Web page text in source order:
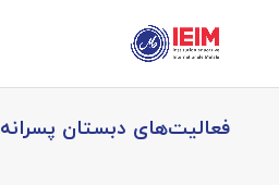
فعالیت‌های دبستان پسرانه